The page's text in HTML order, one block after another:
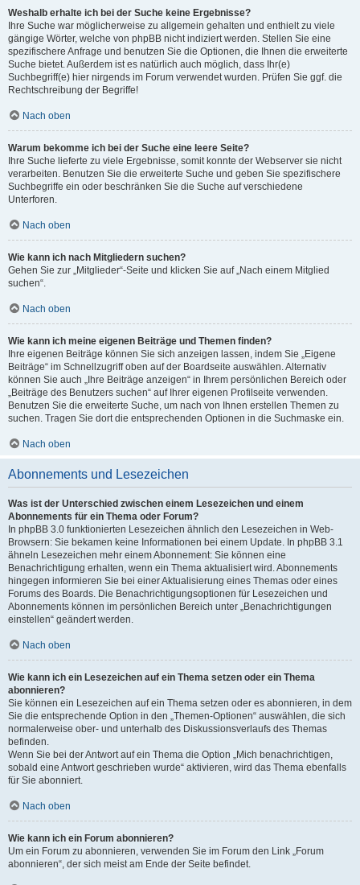
Weshalb erhalte ich bei der Suche keine Ergebnisse?
Ihre Suche war möglicherweise zu allgemein gehalten und enthielt zu viele
gängige Wörter, welche von phpBB nicht indiziert werden. Stellen Sie eine
spezifischere Anfrage und benutzen Sie die Optionen, die Ihnen die erweiterte
Suche bietet. Außerdem ist es natürlich auch möglich, dass Ihr(e)
Suchbegriff(e) hier nirgends im Forum verwendet wurden. Prüfen Sie ggf. die
Rechtschreibung der Begriffe!
Nach oben
Warum bekomme ich bei der Suche eine leere Seite?
Ihre Suche lieferte zu viele Ergebnisse, somit konnte der Webserver sie nicht
verarbeiten. Benutzen Sie die erweiterte Suche und geben Sie spezifischere
Suchbegriffe ein oder beschränken Sie die Suche auf verschiedene
Unterforen.
Nach oben
Wie kann ich nach Mitgliedern suchen?
Gehen Sie zur „Mitglieder“-Seite und klicken Sie auf „Nach einem Mitglied
suchen“.
Nach oben
Wie kann ich meine eigenen Beiträge und Themen finden?
Ihre eigenen Beiträge können Sie sich anzeigen lassen, indem Sie „Eigene
Beiträge“ im Schnellzugriff oben auf der Boardseite auswählen. Alternativ
können Sie auch „Ihre Beiträge anzeigen“ in Ihrem persönlichen Bereich oder
„Beiträge des Benutzers suchen“ auf Ihrer eigenen Profilseite verwenden.
Benutzen Sie die erweiterte Suche, um nach von Ihnen erstellen Themen zu
suchen. Tragen Sie dort die entsprechenden Optionen in die Suchmaske ein.
Nach oben
Abonnements und Lesezeichen
Was ist der Unterschied zwischen einem Lesezeichen und einem
Abonnements für ein Thema oder Forum?
In phpBB 3.0 funktionierten Lesezeichen ähnlich den Lesezeichen in Web-
Browsern: Sie bekamen keine Informationen bei einem Update. In phpBB 3.1
ähneln Lesezeichen mehr einem Abonnement: Sie können eine
Benachrichtigung erhalten, wenn ein Thema aktualisiert wird. Abonnements
hingegen informieren Sie bei einer Aktualisierung eines Themas oder eines
Forums des Boards. Die Benachrichtigungsoptionen für Lesezeichen und
Abonnements können im persönlichen Bereich unter „Benachrichtigungen
einstellen“ geändert werden.
Nach oben
Wie kann ich ein Lesezeichen auf ein Thema setzen oder ein Thema
abonnieren?
Sie können ein Lesezeichen auf ein Thema setzen oder es abonnieren, in dem
Sie die entsprechende Option in den „Themen-Optionen“ auswählen, die sich
normalerweise ober- und unterhalb des Diskussionsverlaufs des Themas
befinden.
Wenn Sie bei der Antwort auf ein Thema die Option „Mich benachrichtigen,
sobald eine Antwort geschrieben wurde“ aktivieren, wird das Thema ebenfalls
für Sie abonniert.
Nach oben
Wie kann ich ein Forum abonnieren?
Um ein Forum zu abonnieren, verwenden Sie im Forum den Link „Forum
abonnieren“, der sich meist am Ende der Seite befindet.